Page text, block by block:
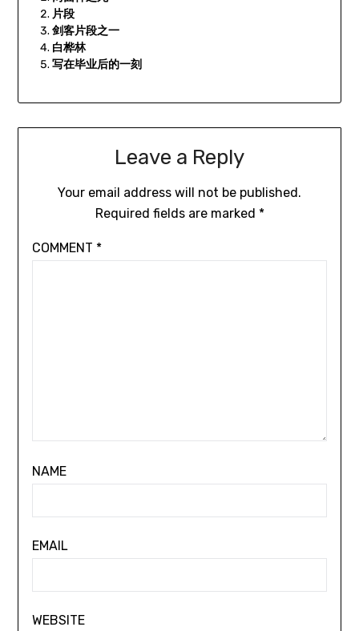
片段
剑客片段之一
白桦林
写在毕业后的一刻
Leave a Reply
Your email address will not be published.
Required fields are marked *
COMMENT *
NAME
EMAIL
WEBSITE